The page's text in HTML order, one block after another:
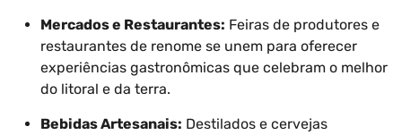
Mercados e Restaurantes: Feiras de produtores e
restaurantes de renome se unem para oferecer
experiências gastronômicas que celebram o melhor
do litoral e da terra.
Bebidas Artesanais: Destilados e cervejas